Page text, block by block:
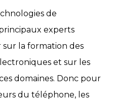
de
experts
la formation des
et sur les
domaines. Donc pour
du téléphone, les